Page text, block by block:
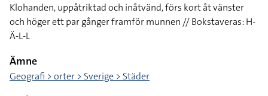
Formbeskrivning
Klohanden, uppåtriktad och inåtvänd, förs kort åt vänster
och höger ett par gånger framför munnen // Bokstaveras: H-
Ämne